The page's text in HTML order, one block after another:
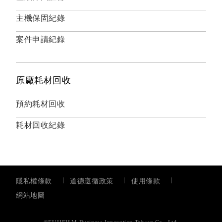
主機保固紀錄
案件申請紀錄
原廠耗材回收
預約耗材回收
耗材回收紀錄
隱私權條款 道德遵循政策
使用條款
網站地圖